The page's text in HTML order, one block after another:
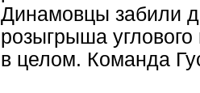
Динамовцы забили
розыгрыша
в целом. Команда